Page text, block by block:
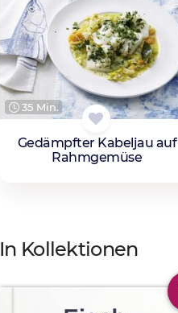
35 Min.
Gedämpfter Kabeljau auf
Rahmgemüse
In Kollektionen